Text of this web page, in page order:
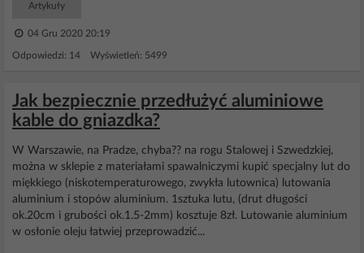
Artykuły
04 Gru 2020 20:19
Odpowiedzi: 14 Wyświetleń: 5499
Jak bezpiecznie przedłużyć aluminiowe
kable do gniazdka?
W Warszawie, na Pradze, chyba?? na rogu Stalowej i Szwedzkiej,
można w sklepie z materiałami spawalniczymi kupić specjalny lut do
miękkiego (niskotemperaturowego, zwykła lutownica) lutowania
aluminium i stopów aluminium. 1sztuka lutu, (drut długości
ok.20cm i grubości ok.1.5-2mm) kosztuje 8zł. Lutowanie aluminium
w osłonie oleju łatwiej przeprowadzić...